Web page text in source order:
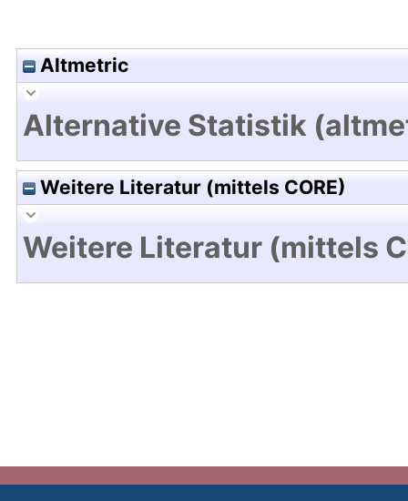
Altmetric
Alternative Statistik
Weitere Literatur (mittels CORE)
Weitere Literatur (mittels